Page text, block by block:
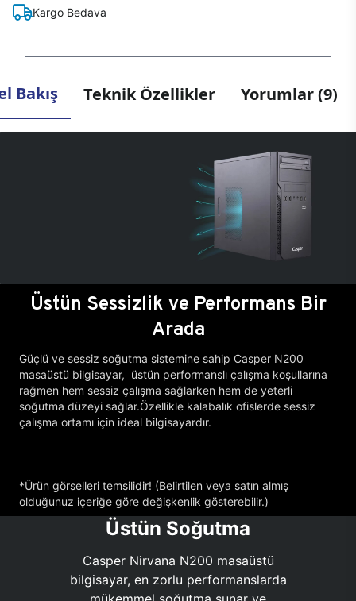
Kargo Bedava
Bakış Teknik Özellikler Yorumlar (9)
Üstün Sessizlik ve Performans Bir
Arada
Güçlü ve sessiz soğutma sistemine sahip Casper N200
masaüstü bilgisayar, üstün performanslı çalışma koşullarına
rağmen hem sessiz çalışma sağlarken hem de yeterli
soğutma düzeyi sağlar.Özellikle kalabalık ofislerde sessiz
çalışma ortamı için ideal bilgisayardır.
*Ürün görselleri temsilidir! (Belirtilen veya satın almış
olduğunuz içeriğe göre değişkenlik gösterebilir.)
Üstün Soğutma
Casper Nirvana N200 masaüstü
bilgisayar, en zorlu performanslarda